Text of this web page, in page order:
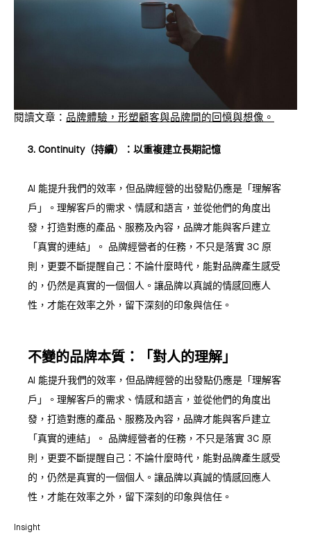
閱讀文章： 品牌體驗，形塑顧客與品牌間的回憶與想像。
3. Continuity（持續）：以重複建立長期記憶
AI 能提升我們的效率，但品牌經營的出發點仍應是「理解客
戶」。理解客戶的需求、情感和語言，並從他們的角度出
發，打造對應的產品、服務及內容，品牌才能與客戶建立
「真實的連結」。 品牌經營者的任務，不只是落實 3C 原
則，更要不斷提醒自己：不論什麼時代，能對品牌產生感受
的，仍然是真實的一個個人。讓品牌以真誠的情感回應人
性，才能在效率之外，留下深刻的印象與信任。
不變的品牌本質：「對人的理解」
AI 能提升我們的效率，但品牌經營的出發點仍應是「理解客
戶」。理解客戶的需求、情感和語言，並從他們的角度出
發，打造對應的產品、服務及內容，品牌才能與客戶建立
「真實的連結」。 品牌經營者的任務，不只是落實 3C 原
則，更要不斷提醒自己：不論什麼時代，能對品牌產生感受
的，仍然是真實的一個個人。讓品牌以真誠的情感回應人
性，才能在效率之外，留下深刻的印象與信任。
Insight